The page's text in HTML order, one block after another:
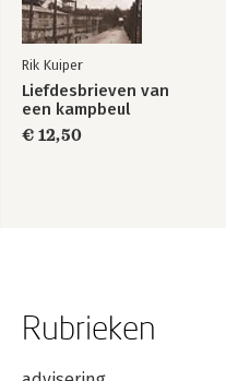
Rik Kuiper
Liefdesbrieven van
een kampbeul
€ 12,50
Rubrieken